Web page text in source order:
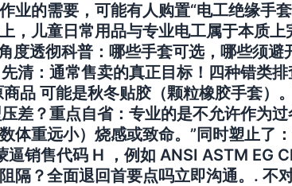
的需要，可能有人购置“电工绝缘手
，儿童日常用品与专业电工属于本质
度透彻科普：哪些手套可选，哪些须避
清：通常售卖的真正目标！四种错类
品 可能是秋冬贴胶（颗粒橡胶手套）
差？重点自省：专业的是不允许作为过
体重远小）烧感或致命。”同时塑止了
销售代码 H ，例如 ANSI ASTM EG
？全面退回首要点吗立即沟通。. 不对